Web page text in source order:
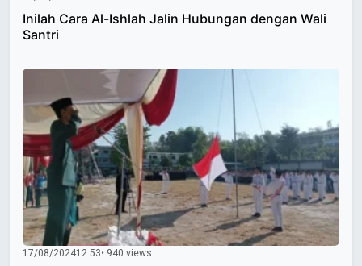
Inilah Cara Al-Ishlah Jalin Hubungan dengan Wali
Santri
17/08/202412:53• 940 views